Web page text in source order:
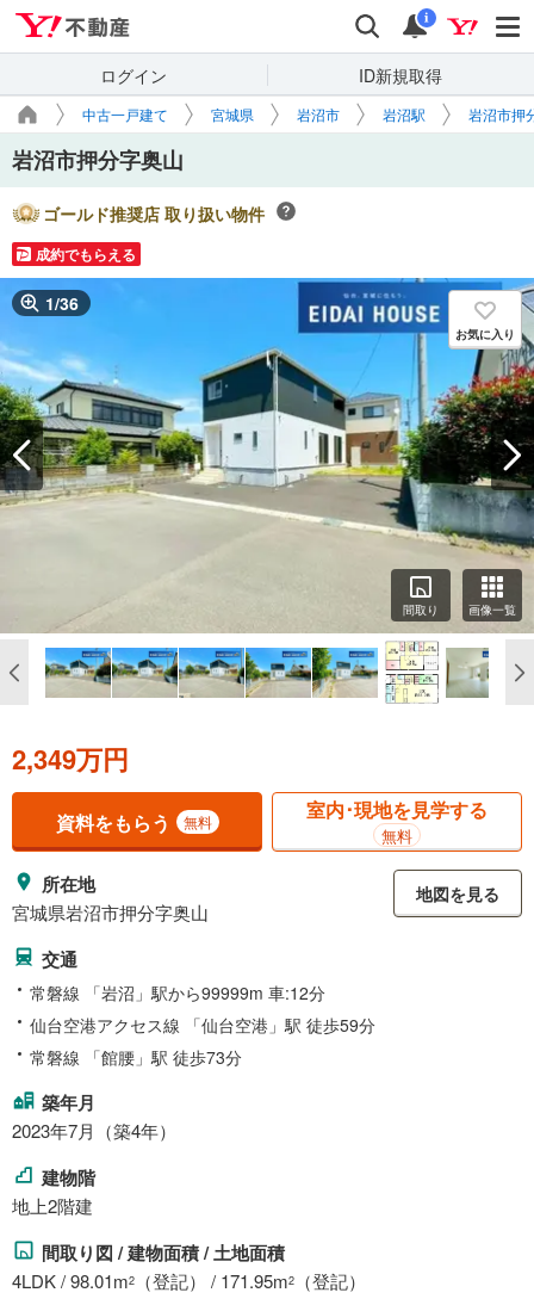
検索 通知
i
ログイン ID新規取得
中古一戸建て 宮城県 岩沼市 岩沼駅 岩沼市押
岩沼市押分字奥山
ゴールド推奨店 取り扱い物件
成約でもらえる
1/36
お気に入り
間取り 画像一覧
2,349万円
資料をもらう 無料 室内･現地を見学する
無料
所在地
宮城県岩沼市押分字奥山
地図を見る
交通
常磐線 「岩沼」駅から99999m 車:12分
仙台空港アクセス線 「仙台空港」駅 徒歩59分
常磐線 「館腰」駅 徒歩73分
築年月
2023年7月（築4年）
建物階
地上2階建
間取り図 / 建物面積 / 土地面積
4LDK / 98.01m2 （登記） / 171.95m2 （登記）